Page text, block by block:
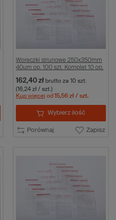
Woreczki strunowe 250x350mm
40µm op. 100 szt. Komplet 10 op.
162,40 zł brutto za 10 szt.
(16,24 zł / szt.)
Kup więcej od 15,56 zł / szt.
Porównaj Zapisz
Wybierz ilość